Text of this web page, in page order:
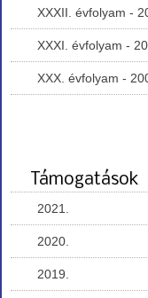
XXXII. évfolyam -
XXXI. évfolyam -
XXX. évfolyam -
Támogatások
2021.
2020.
2019.